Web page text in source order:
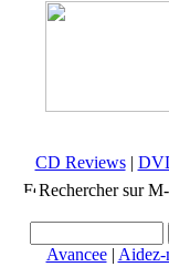
CD Reviews|
Rechercher sur
Avancee| Aidez-